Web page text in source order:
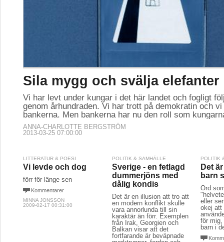
Sila mygg och svälja elefanter
Vi har levt under kungar i det här landet och fogligt
genom århundraden. Vi har trott på demokratin och
bankerna. Men bankerna har nu den roll som
ANNA-CHARLOTTE BERGSTRÖM
2013-03-25 07:00:00
LITTERATUR & POESI
Vi levde och dog
förr för länge sen
Kommentarer
MINNA JONSSON
2009-02-17 00:31:00
POLITIK & SAMHÄLLE
Sverige - en fetlagd
dummerjöns med
dålig kondis
Det är en illusion att tro att
en modern konflikt skulle
vara annorlunda till sin
karaktär än förr. Exemplen
från Irak, Georgien och
Balkan visar att det
fortfarande är beväpnade
POLITIK
Det
barn
Ord
eller
okej att
för mig,
barn i